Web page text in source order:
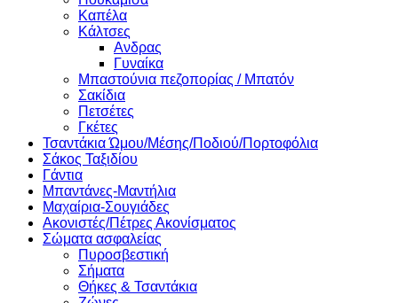
Καπέλα
Κάλτσες
Ανδρας
Γυναίκα
Μπαστούνια πεζοπορίας / Μπατόν
Σακίδια
Πετσέτες
Γκέτες
Τσαντάκια Ώμου/Μέσης/Ποδιού/Πορτοφόλια
Σάκος Ταξιδίου
Γάντια
Μπαντάνες-Μαντήλια
Μαχαίρια-Σουγιάδες
Ακονιστές/Πέτρες Ακονίσματος
Σώματα ασφαλείας
Πυροσβεστική
Σήματα
Θήκες & Τσαντάκια